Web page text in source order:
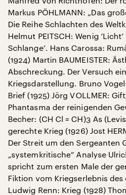
Markus PÖHLMANN: „Das
Die Reihe Schlachten des
Helmut PEITSCH: Wenig
Schlange’. Hans Carossa:
(1924) Martin BAUMEISTER:
Abschreckung. Der Versuch
Kriegsdarstellung. Bruno
Brief (1925) Jörg VOLLMER:
Phantasma der reinigenden
Becher: (CH Cl = CH)3 As
gerechte Krieg (1926) Jost
Der Streit um den Sergeanten
„systemkritische” Analyse
spricht zum ersten Male der
Fiktion vom Kriegserlebnis
Ludwig Renn: Krieg (1928)